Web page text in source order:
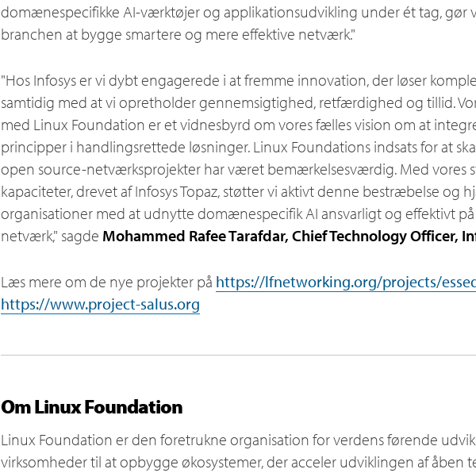
domænespecifikke AI-værktøjer og applikationsudvikling under ét tag, gør
branchen at bygge smartere og mere effektive netværk."
"Hos Infosys er vi dybt engagerede i at fremme innovation, der løser
samtidig med at vi opretholder gennemsigtighed, retfærdighed og tillid.
med Linux Foundation er et vidnesbyrd om vores fælles vision om at
principper i handlingsrettede løsninger. Linux Foundations indsats for at
open source-netværksprojekter har været bemærkelsesværdig. Med vores
kapaciteter, drevet af Infosys Topaz, støtter vi aktivt denne bestræbelse og
organisationer med at udnytte domænespecifik AI ansvarligt og effektivt
netværk," sagde Mohammed Rafee Tarafdar, Chief Technology Officer,
Læs mere om de nye projekter på https://lfnetworking.org/projects/
https://www.project-salus.org
Om Linux Foundation
Linux Foundation er den foretrukne organisation for verdens førende
virksomheder til at opbygge økosystemer, der acceler udviklingen af åben